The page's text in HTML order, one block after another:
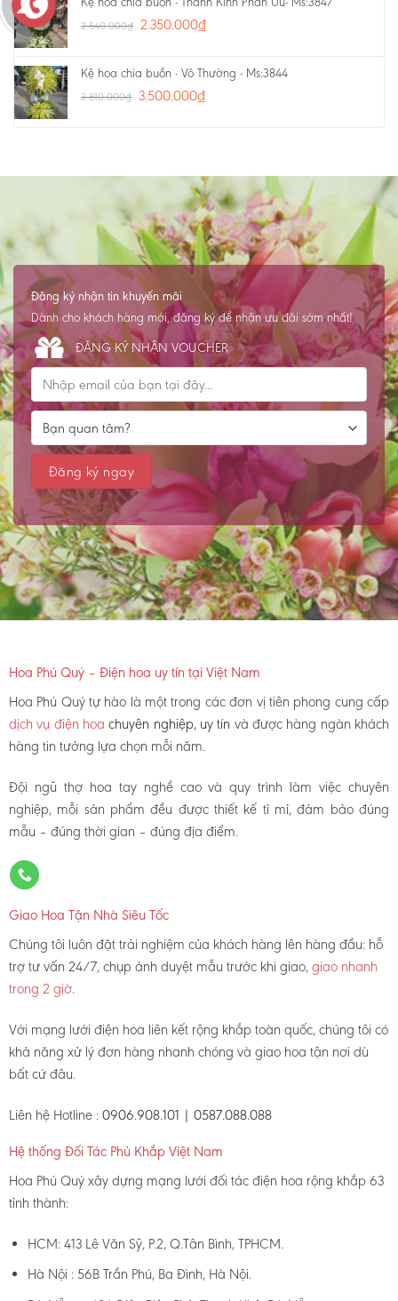
2.540.000₫ 2.350.000₫
Kệ hoa chia buồn - Vô Thường - Ms:3844
3.810.000₫ 3.500.000₫
Đăng ký nhận tin khuyến mãi
Dành cho khách hàng mới, đăng ký để nhận ưu đãi sớm nhất!
ĐĂNG KÝ NHẬN VOUCHER
Hoa Phú Quý – Điện hoa uy tín tại Việt Nam
Hoa Phú Quý tự hào là một trong các đơn vị tiên phong cung cấp
dịch vụ điện hoachuyên nghiệp, uy tín và được hàng ngàn khách
hàng tin tưởng lựa chọn mỗi năm.
Đội ngũ thợ hoa tay nghề cao và quy trình làm việc chuyên
nghiệp, mỗi sản phẩm đều được thiết kế tỉ mỉ, đảm bảo đúng
mẫu – đúng thời gian – đúng địa điểm.
Giao Hoa Tận Nhà Siêu Tốc
Chúng tôi luôn đặt trải nghiệm của khách hàng lên hàng đầu: hỗ
trợ tư vấn 24/7, chụp ảnh duyệt mẫu trước khi giao,giao nhanh
trong 2 giờ.
Với mạng lưới điện hoa liên kết rộng khắp toàn quốc, chúng tôi có
khả năng xử lý đơn hàng nhanh chóng và giao hoa tận nơi dù
bất cứ đâu.
Liên hệ Hotline : 0906.908.101 | 0587.088.088
Hệ thống Đối Tác Phủ Khắp Việt Nam
Hoa Phú Quý xây dựng mạng lưới đối tác điện hoa rộng khắp 63
tỉnh thành:
HCM: 413 Lê Văn Sỹ, P.2, Q.Tân Bình, TPHCM.
Hà Nội : 56B Trần Phú, Ba Đình, Hà Nội.